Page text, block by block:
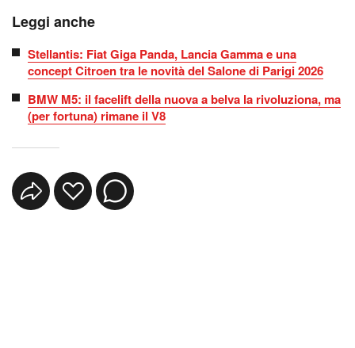
Leggi anche
Stellantis: Fiat Giga Panda, Lancia Gamma e una
concept Citroen tra le novità del Salone di Parigi 2026
BMW M5: il facelift della nuova a belva la rivoluziona, ma
(per fortuna) rimane il V8